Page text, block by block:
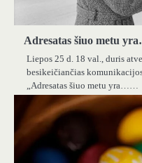
Adresatas šiuo metu
Liepos 25 d. 18 val., duris
besikeičiančias
„Adresatas šiuo metu yra……